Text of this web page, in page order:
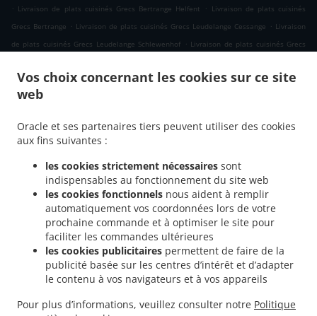
Vos choix concernant les cookies sur ce site
web
Oracle et ses partenaires tiers peuvent utiliser des cookies
aux fins suivantes :
les cookies strictement nécessaires sont
indispensables au fonctionnement du site web
les cookies fonctionnels nous aident à remplir
automatiquement vos coordonnées lors de votre
prochaine commande et à optimiser le site pour
faciliter les commandes ultérieures
les cookies publicitaires permettent de faire de la
publicité basée sur les centres d’intérêt et d’adapter
le contenu à vos navigateurs et à vos appareils
Pour plus d’informations, veuillez consulter notre Politique
. Livraison de plats cuisinés Grecs Bertrange Helfent . Livraison de plats cuisinés
Grecs Bertrange . Livraison de plats cuisinés Grecs Leudelange Cessange . Livraison
de plats cuisinés Grecs Leudelange Schlewenhof . Livraison de plats cuisinés Grecs
cuisinés Grecs Bartringen . Livraison de plats cuisinés Grecs Bridel . Livraison de
plats cuisinés Grecs Itzig
Leideleng . Livraison de plats cuisinés Grecs Leudelingen . Livraison de plats cuisinés
cuisinés Grecs Kopstal Rollengergronn . Livraison de plats cuisinés Grecs Kopstal
Livraison de plats cuisinés Grecs Kopstal . Livraison de plats cuisinés Grecs
Koplescht Briddel
. Livraison de plats cuisinés Grecs Koplescht .
Livraison de plats
cuisinés Grecs Bereldange . Livraison de plats cuisinés Grecs Walfer . Livraison de
plats cuisinés Grecs Walferdange Bereldange . Livraison de plats cuisinés Grecs
Walferdange Beggen . Livraison de plats cuisinés Grecs Walferdange Dommeldange
Livraison de plats cuisinés Grecs Walferdange
.
Livraison de plats cuisinés Grecs
Grecs L
. Livraison de plats cuisinés Grecs Nidderaanwen Neiduerf-Weimeschhaff